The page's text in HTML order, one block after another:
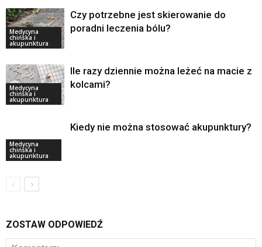
Medycyna
chińska i
akupunktura
Czy potrzebne jest skierowanie do
poradni leczenia bólu?
Medycyna
chińska i
akupunktura
Ile razy dziennie można leżeć na macie z
kolcami?
Medycyna
chińska i
akupunktura
Kiedy nie można stosować akupunktury?
ZOSTAW ODPOWIEDŹ